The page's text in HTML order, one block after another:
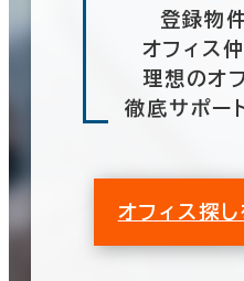
登録物
オフィス
理想のオ
徹底サポー
オフィス探